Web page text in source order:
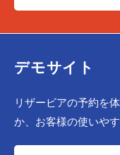
デモサイト
リザービアの予約を
か、お客様の使いや